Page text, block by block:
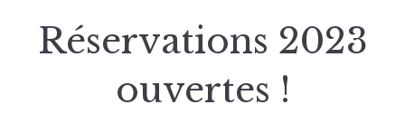
Réservations 2023
ouvertes !